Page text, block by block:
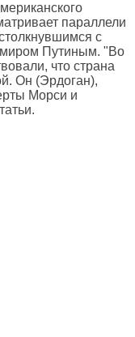
параллели
с
Путиным. "Во
что страна
Он (Эрдоган),
Морси и